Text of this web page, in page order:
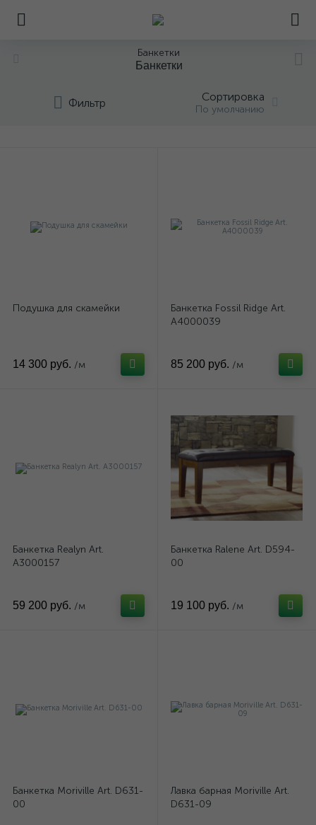
Банкетки
Банкетки
Фильтр Сортировка
По умолчанию
Подушка для скамейки
14 300 руб. /м
Банкетка Fossil Ridge Art.
A4000039
85 200 руб. /м
Банкетка Realyn Art.
A3000157
59 200 руб. /м
Банкетка Ralene Art. D594-
00
19 100 руб. /м
Банкетка Moriville Art. D631-
00
Лавка барная Moriville Art.
D631-09